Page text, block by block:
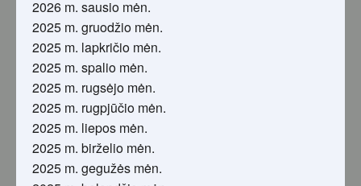
2026 m. sausio mėn.
2025 m. gruodžio mėn.
2025 m. lapkričio mėn.
2025 m. spalio mėn.
2025 m. rugsėjo mėn.
2025 m. rugpjūčio mėn.
2025 m. liepos mėn.
2025 m. birželio mėn.
2025 m. gegužės mėn.